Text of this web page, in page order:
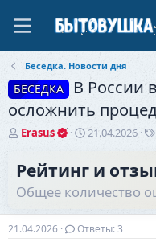
Беседка. Новости дня
БЕСЕДКА
В России
осложнить
А
о
р
е
м
Erasus
Д
н
ч
а
21.04.2026
Рейтинг и
Общее количество
21.04.2026 Ответы: 3